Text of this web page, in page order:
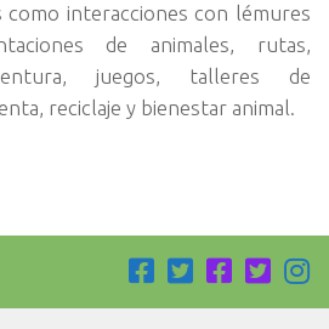
como interacciones con lémures
de animales, rutas,
juegos, talleres de
reciclaje y bienestar animal.